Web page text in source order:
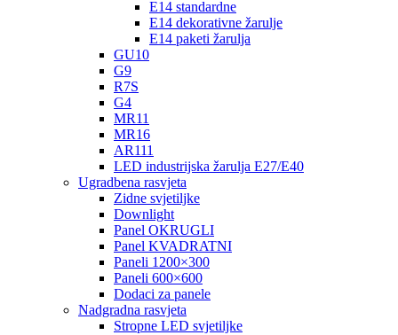
E14 standardne
E14 dekorativne žarulje
E14 paketi žarulja
GU10
G9
R7S
G4
MR11
MR16
AR111
LED industrijska žarulja E27/E40
Ugradbena rasvjeta
Zidne svjetiljke
Downlight
Panel OKRUGLI
Panel KVADRATNI
Paneli 1200×300
Paneli 600×600
Dodaci za panele
Nadgradna rasvjeta
Stropne LED svjetiljke